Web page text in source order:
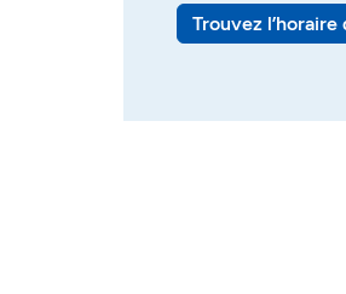
Trouvez l’horaire